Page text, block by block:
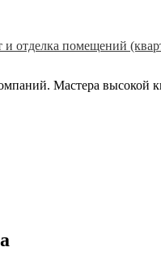
Мастера высокой